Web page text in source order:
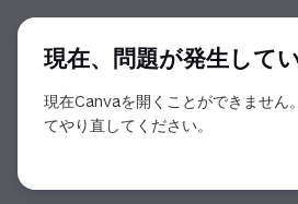
現在、問題が発生して
現在Canvaを開くことができません
てやり直してください。